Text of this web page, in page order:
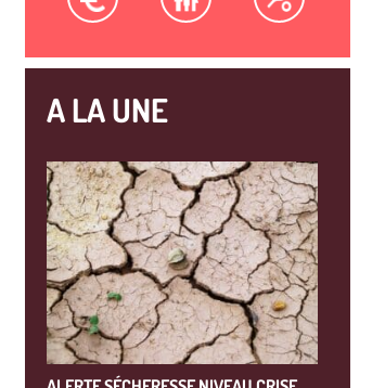
A LA UNE